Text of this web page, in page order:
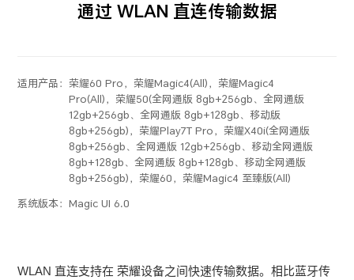
通过 WLAN 直连传输数据
适用产品： 荣耀60 Pro，荣耀Magic4(All)，荣耀Magic4
Pro(All)，荣耀50(全网通版 8gb+256gb、全网通版
12gb+256gb、全网通版 8gb+128gb、移动版
8gb+256gb)，荣耀Play7T Pro，荣耀X40i(全网通版
8gb+256gb、全网通版 12gb+256gb、移动全网通版
8gb+128gb、全网通版 8gb+128gb、移动全网通版
8gb+256gb)，荣耀60，荣耀Magic4 至臻版(All)
系统版本：Magic UI 6.0
WLAN 直连支持在 荣耀设备之间快速传输数据。相比蓝牙传